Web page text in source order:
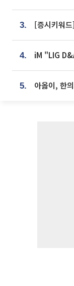
3.
4.
5.